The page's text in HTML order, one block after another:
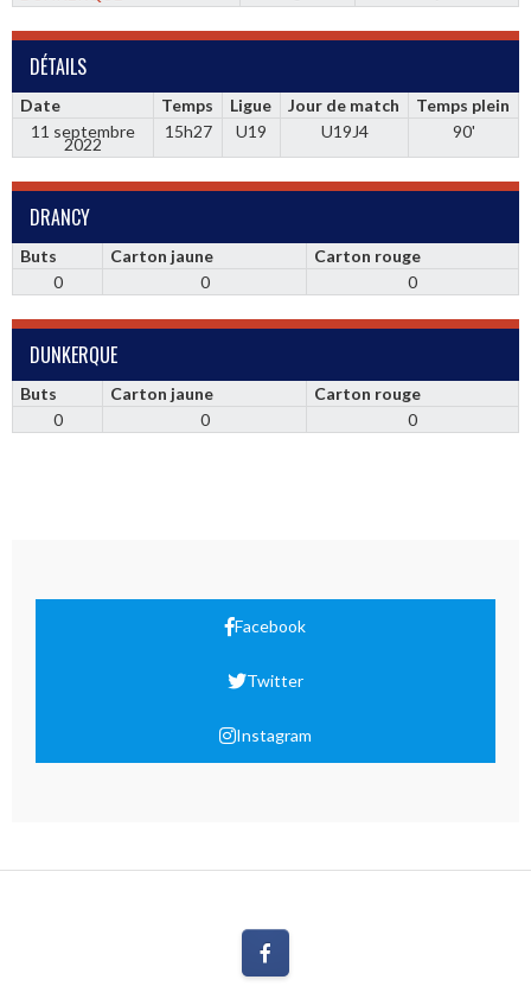
DÉTAILS
Date Temps Ligue Jour de match
Temps plein
11 septembre
2022
15h27 U19 U19J4 90'
DRANCY
Buts Carton jaune
Carton rouge
0
0 0
DUNKERQUE
Buts Carton jaune
Carton rouge
0
0 0
Facebook
Twitter
Instagram